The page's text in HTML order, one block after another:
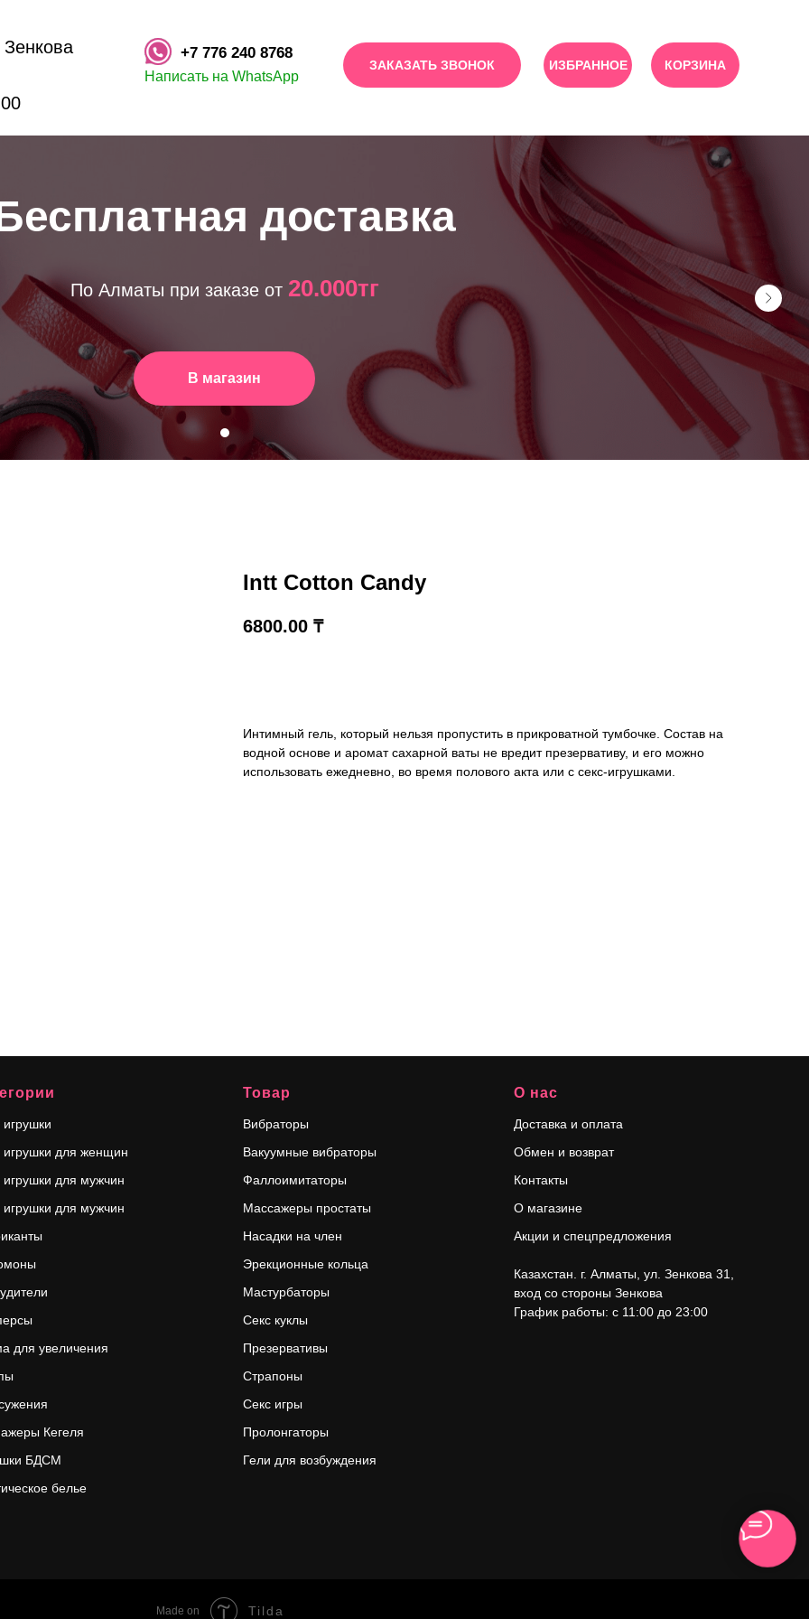
+7 776 240 8768
Написать на WhatsApp
ЗАКАЗАТЬ ЗВОНОК ИЗБРАННОЕ КОРЗИНА
доставка
По Алматы при заказе от 20.000тг
В магазин
Intt Cotton Candy
6800.00 ₸
Интимный гель, который нельзя пропустить в прикроватной тумбочке. Состав на
водной основе и аромат сахарной ваты не вредит презервативу, и его можно
использовать ежедневно, во время полового акта или с секс-игрушками.
игрушки для женщин
игрушки для мужчин
игрушки для мужчин
для увеличения
Кегеля
БДСМ
белье
Товар
Вибраторы
Вакуумные вибраторы
Фаллоимитаторы
Массажеры простаты
Насадки на член
Эрекционные кольца
Мастурбаторы
Секс куклы
Презервативы
Страпоны
Секс игры
Пролонгаторы
Гели для возбуждения
О нас
Доставка и оплата
Обмен и возврат
Контакты
О магазине
Акции и спецпредложения
Казахстан. г. Алматы, ул. Зенкова 31
вход со стороны Зенкова
График работы: с 11:00 до 23:00
Made on Tilda